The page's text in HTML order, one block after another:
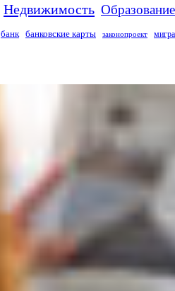
Недвижимость Образование
банк банковские карты законопроект